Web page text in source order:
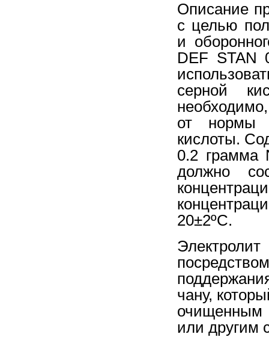
Описание
с целью
и
DEF STAN
серной
от нормы
кислоты.
0.2 грамма
должно
20±2ºС.
чану,
очищенным
или другим